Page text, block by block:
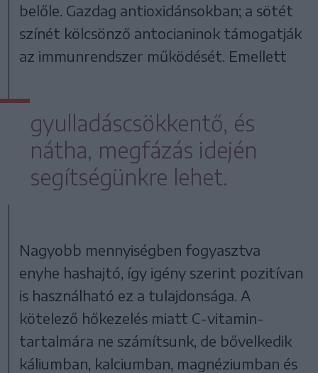
belőle. Gazdag antioxidánsokban; a sötét
színét kölcsönző antocianinok támogatják
az immunrendszer működését. Emellett
gyulladáscsökkentő, és
nátha, megfázás idején
segítségünkre lehet.
Nagyobb mennyiségben fogyasztva
enyhe hashajtó, így igény szerint pozitívan
is használható ez a tulajdonsága. A
kötelező hőkezelés miatt C-vitamin-
tartalmára ne számítsunk, de bővelkedik
káliumban, kalciumban, magnéziumban és